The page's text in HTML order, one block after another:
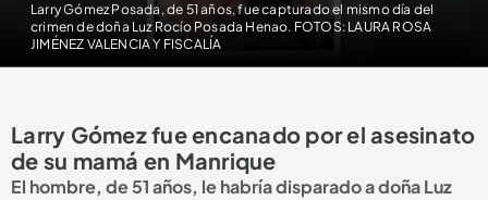
Larry Gómez Posada, de 51 años, fue capturado el mismo día del
crimen de doña Luz Rocío Posada Henao. FOTOS: LAURA ROSA
JIMÉNEZ VALENCIA Y FISCALÍA
Larry Gómez fue encanado por el asesinato
de su mamá en Manrique
El hombre, de 51 años, le habría disparado a doña Luz